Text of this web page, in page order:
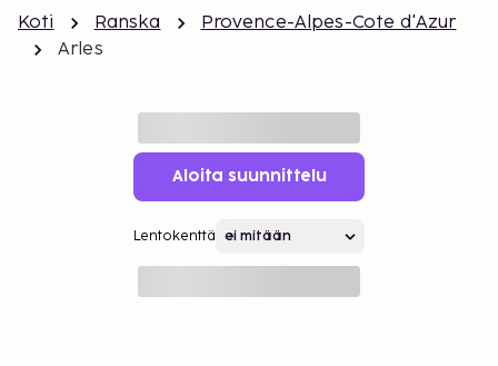
Koti Ranska
Provence-Alpes-Cote d'Azur
Arles
Aloita suunnittelu
Lentokenttä